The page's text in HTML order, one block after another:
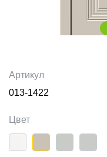
Артикул
013-1422
Цвет